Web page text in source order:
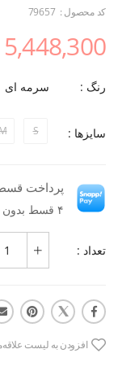
کد محصول : 79657
5,448,300 تومان
رنگ : سرمه ای
سایزها : S
پرداخت
۴ قسط بدون کارمزد، ماهانه ۱٬۲۳۸٬۲۵۰ تومان
تعداد :
افزودن به لیست